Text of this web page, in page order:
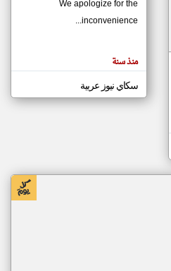
مصادر الأخبار من موريتانيا
اخبار موريتانيا على مدار الساعة
أهم اخبار موريتانيا العاجلة والمباشرة
We apologize for the
inconvenience...
منذ سنة
سكاي نيوز عربية
klyoum.com